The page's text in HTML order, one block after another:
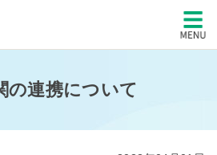
の連携について